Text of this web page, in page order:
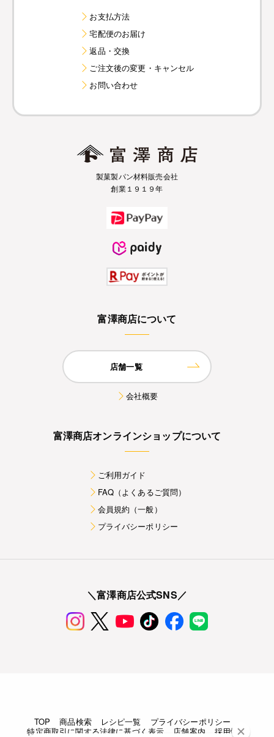
お支払方法
宅配便のお届け
返品・交換
ご注文後の変更・キャンセル
お問い合わせ
製菓製パン材料販売会社
創業１９１９年
富澤商店について
店舗一覧
会社概要
富澤商店オンラインショップについて
ご利用ガイド
FAQ（よくあるご質問）
会員規約（一般）
プライバシーポリシー
＼富澤商店公式SNS／
TOP 商品検索 レシピ一覧
プライバシーポリシー
特定商取引に関する法律に基づく表示
店舗案内 採用情報